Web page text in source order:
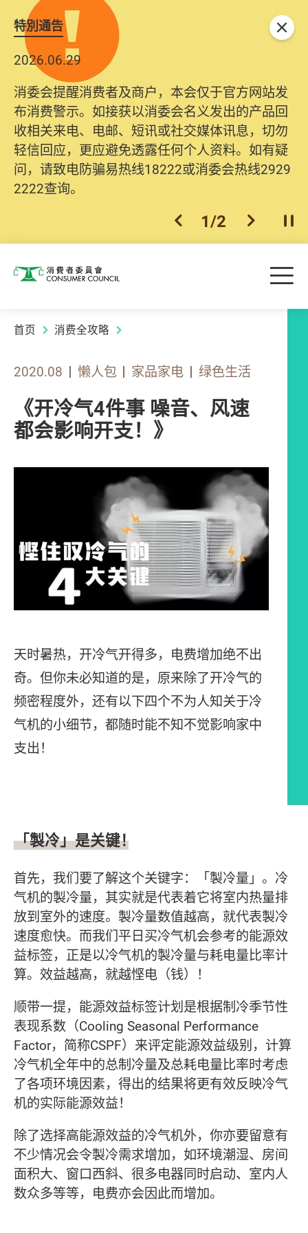
特別通告
2026.06.29
消委会提醒消费者及商户，本会仅于官方网站发
布消费警示。如接获以消委会名义发出的产品回
收相关来电、电邮、短讯或社交媒体讯息，切勿
轻信回应，更应避免透露任何个人资料。如有疑
问，请致电防骗易热线18222或消委会热线2929
2222查询。
上一个
1/2 下一个开
关闭
消费者委员会 目
首页 消费全攻略
2020.08 懒人包 家品家电 绿色生活
《开冷气4件事 噪音、风速
都会影响开支！》
天时暑热，开冷气开得多，电费增加绝不出
奇。但你未必知道的是，原来除了开冷气的
频密程度外，还有以下四个不为人知关于冷
气机的小细节，都随时能不知不觉影响家中
支出！
「製冷」是关键！
首先，我们要了解这个关键字：「製冷量」。冷
气机的製冷量，其实就是代表着它将室内热量排
放到室外的速度。製冷量数值越高，就代表製冷
速度愈快。而我们平日买冷气机会参考的能源效
益标签，正是以冷气机的製冷量与耗电量比率计
算。效益越高，就越悭电（钱）！
顺带一提，能源效益标签计划是根据制冷季节性
表现系数（Cooling Seasonal Performance
Factor，简称CSPF）来评定能源效益级别，计算
冷气机全年中的总制冷量及总耗电量比率时考虑
了各项环境因素，得出的结果将更有效反映冷气
机的实际能源效益！
除了选择高能源效益的冷气机外，你亦要留意有
不少情况会令製冷需求增加，如环境潮湿、房间
面积大、窗口西斜、很多电器同时启动、室内人
数众多等等，电费亦会因此而增加。